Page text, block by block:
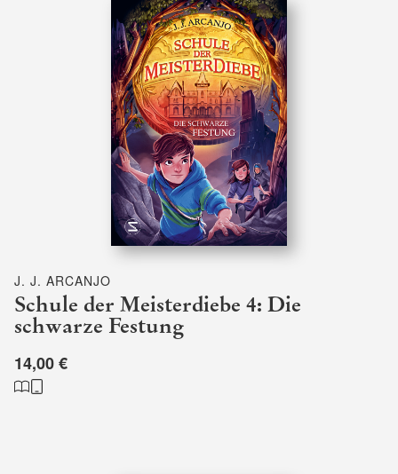
J. J. ARCANJO
Schule der Meisterdiebe 4: Die
schwarze Festung
14,00 €